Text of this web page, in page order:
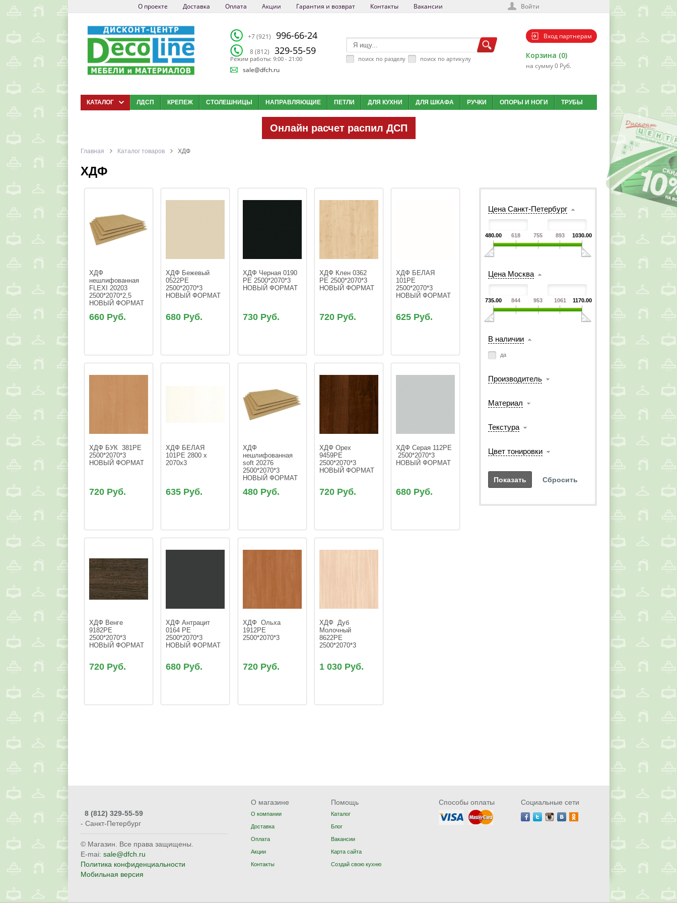
О проекте Доставка Оплата Акции Гарантия и возврат Контакты Вакансии Войти
+7 (921) 996-66-24
8 (812) 329-55-59
Режим работы: 9:00 - 21:00
sale@dfch.ru
поиск по разделу поиск по артикулу
Вход партнерам
Корзина (0)
на сумму 0 Руб.
КАТАЛОГ ЛДСП КРЕПЕЖ СТОЛЕШНИЦЫ НАПРАВЛЯЮЩИЕ ПЕТЛИ ДЛЯ КУХНИ ДЛЯ ШКАФА РУЧКИ ОПОРЫ И НОГИ ТРУБЫ
Онлайн расчет распил ДСП
Главная Каталог товаров ХДФ
ХДФ
Цена Санкт-Петербург
480.00 618 755 893 1030.00
Цена Москва
735.00 844 953 1061 1170.00
В наличии
да
Производитель
Материал
Текстура
Цвет тонировки
ХДФ
нешлифованная
FLEXI 20203
2500*2070*2,5
НОВЫЙ ФОРМАТ
660 Руб.
ХДФ Бежевый
0522РЕ
2500*2070*3
НОВЫЙ ФОРМАТ
680 Руб.
ХДФ Черная 0190
PE 2500*2070*3
НОВЫЙ ФОРМАТ
730 Руб.
ХДФ Клен 0362
PE 2500*2070*3
НОВЫЙ ФОРМАТ
720 Руб.
ХДФ БЕЛАЯ
101РЕ
2500*2070*3
НОВЫЙ ФОРМАТ
625 Руб.
ХДФ БУК  381РЕ
2500*2070*3
НОВЫЙ ФОРМАТ
720 Руб.
ХДФ БЕЛАЯ
101РЕ 2800 х
2070x3
635 Руб.
ХДФ
нешлифованная
soft 20276
2500*2070*3
НОВЫЙ ФОРМАТ
480 Руб.
ХДФ Орех
9459РЕ
2500*2070*3
НОВЫЙ ФОРМАТ
720 Руб.
ХДФ Cерая 112РЕ
2500*2070*3
НОВЫЙ ФОРМАТ
680 Руб.
ХДФ Венге
9182РЕ
2500*2070*3
НОВЫЙ ФОРМАТ
720 Руб.
ХДФ Антрацит
0164 PE
2500*2070*3
НОВЫЙ ФОРМАТ
680 Руб.
ХДФ  Ольха
1912РЕ
2500*2070*3
720 Руб.
ХДФ  Дуб
Молочный
8622РЕ
2500*2070*3
1 030 Руб.
8 (812) 329-55-59
- Санкт-Петербург
© Магазин. Все права защищены.
E-mai: sale@dfch.ru
Политика конфиденциальности
Мобильная версия
О магазине
О компании
Доставка
Оплата
Акции
Контакты
Помощь
Каталог
Блог
Вакансии
Карта сайта
Создай свою кухню
Способы оплаты Социальные сети